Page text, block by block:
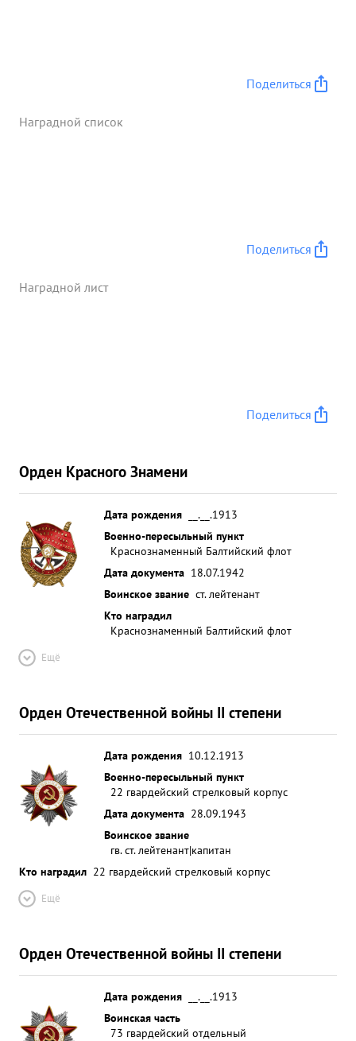
овладевает им. В этом бою т. Ковалов был тяжело
только в переди своих людей увлекающего за
Поделиться
Наградной список
Поделиться
Наградной лист
Поделиться
Орден Красного Знамени
Дата рождения
__.__.1913
Военно-пересыльный пункт
Краснознаменный Балтийский флот
Дата документа 18.07.1942
Воинское звание ст. лейтенант
Кто наградил
Краснознаменный Балтийский флот
Ещё
Орден Отечественной войны II степени
Дата рождения 10.12.1913
Военно-пересыльный пункт
22 гвардейский стрелковый корпус
Дата документа 28.09.1943
Воинское звание
гв. ст. лейтенант|капитан
Кто наградил 22 гвардейский стрелковый корпус
Ещё
Орден Отечественной войны II степени
Дата рождения
__.__.1913
Воинская часть
73 гвардейский отдельный